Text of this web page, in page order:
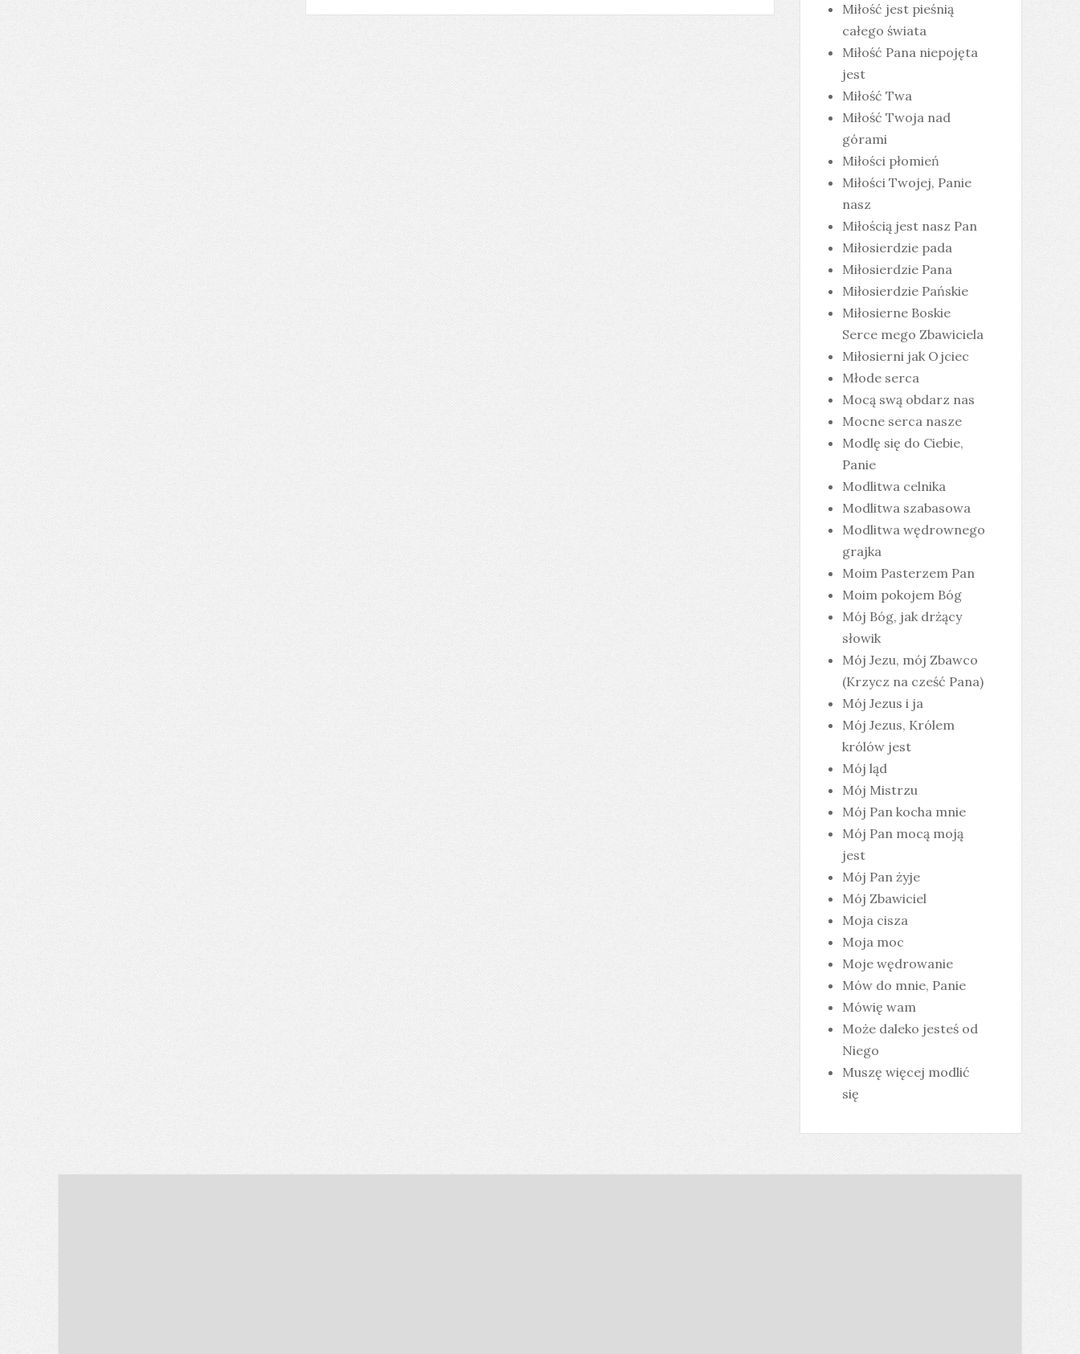
Miłość jest pieśnią
całego świata
Miłość Pana niepojęta
jest
Miłość Twa
Miłość Twoja nad
górami
Miłości płomień
Miłości Twojej, Panie
nasz
Miłością jest nasz Pan
Miłosierdzie pada
Miłosierdzie Pana
Miłosierdzie Pańskie
Miłosierne Boskie
Serce mego Zbawiciela
Miłosierni jak Ojciec
Młode serca
Mocą swą obdarz nas
Mocne serca nasze
Modlę się do Ciebie,
Panie
Modlitwa celnika
Modlitwa szabasowa
Modlitwa wędrownego
grajka
Moim Pasterzem Pan
Moim pokojem Bóg
Mój Bóg, jak drżący
słowik
Mój Jezu, mój Zbawco
(Krzycz na cześć Pana)
Mój Jezus i ja
Mój Jezus, Królem
królów jest
Mój ląd
Mój Mistrzu
Mój Pan kocha mnie
Mój Pan mocą moją
jest
Mój Pan żyje
Mój Zbawiciel
Moja cisza
Moja moc
Moje wędrowanie
Mów do mnie, Panie
Mówię wam
Może daleko jesteś od
Niego
Muszę więcej modlić
się